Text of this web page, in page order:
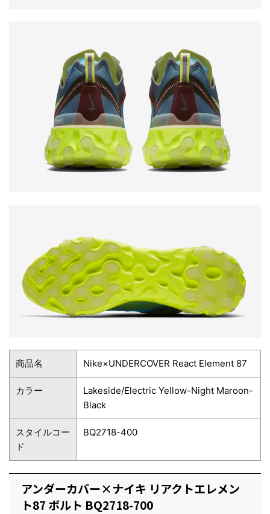
商品名 Nike×UNDERCOVER React Element 87
カラー
Lakeside/Electric Yellow-Night Maroon-
Black
スタイルコー
ド
BQ2718-400
アンダーカバー×ナイキ リアクトエレメン
ト87 ボルト BQ2718-700